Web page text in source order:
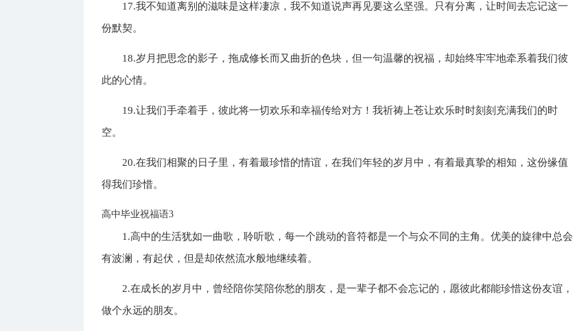
17.我不知道离别的滋味是这样凄凉，我不知道说声再见要这么坚强。只有分离，让时间去忘记这一
份默契。
18.岁月把思念的影子，拖成修长而又曲折的色块，但一句温馨的祝福，却始终牢牢地牵系着我们彼
此的心情。
19.让我们手牵着手，彼此将一切欢乐和幸福传给对方！我祈祷上苍让欢乐时时刻刻充满我们的时
空。
20.在我们相聚的日子里，有着最珍惜的情谊，在我们年轻的岁月中，有着最真挚的相知，这份缘值
得我们珍惜。
高中毕业祝福语3
1.高中的生活犹如一曲歌，聆听歌，每一个跳动的音符都是一个与众不同的主角。优美的旋律中总会
有波澜，有起伏，但是却依然流水般地继续着。
2.在成长的岁月中，曾经陪你笑陪你愁的朋友，是一辈子都不会忘记的，愿彼此都能珍惜这份友谊，
做个永远的朋友。